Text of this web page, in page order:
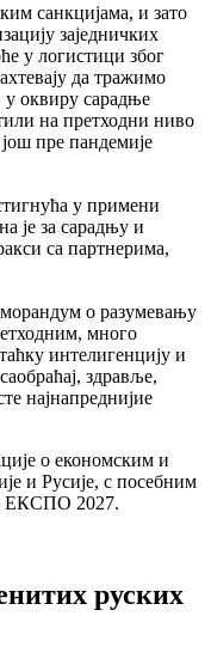
санкцијама, и зато
заједничких
у логистици због
да тражимо
у оквиру сарадње
на претходни ниво
пре пандемије
у примени
је за сарадњу и
са партнерима,
о разумевању
много
интелигенцију и
здравље,
најнапреднијие
о економским и
и Русије, с посебним
ЕКСПО 2027.
руских